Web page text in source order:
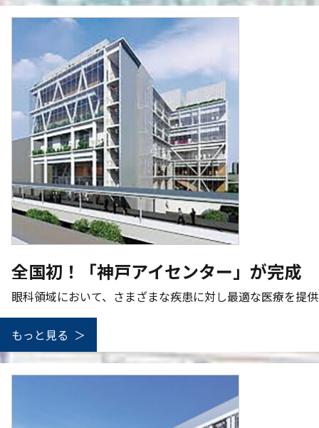
全国初！「神戸アイセンター」が完成
眼科領域において、さまざまな疾患に対し最適な医療を提
もっと見る